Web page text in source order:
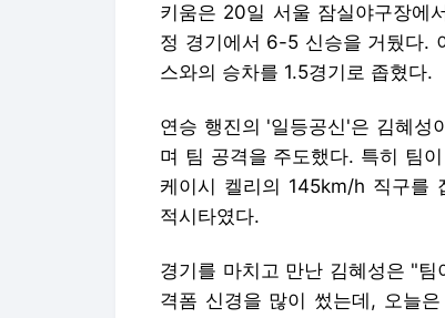
키움은 20일 서울 잠실야구장에
정 경기에서 6-5 신승을 거뒀다.
스와의 승차를 1.5경기로 좁혔다.
연승 행진의 '일등공신'은 김혜성
며 팀 공격을 주도했다. 특히 팀
케이시 켈리의 145km/h 직구를
적시타였다.
경기를 마치고 만난 김혜성은 "
격폼 신경을 많이 썼는데, 오늘